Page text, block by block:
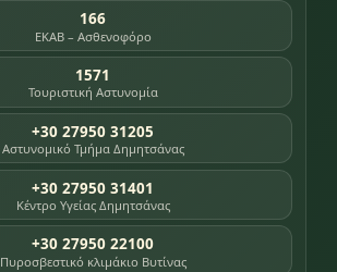
166
ΕΚΑΒ – Ασθενοφόρο
1571
Τουριστική Αστυνομία
+30 27950 31205
Αστυνομικό Τμήμα Δημητσάνας
+30 27950 31401
Κέντρο Υγείας Δημητσάνας
+30 27950 22100
Πυροσβεστικό κλιμάκιο Βυτίνας